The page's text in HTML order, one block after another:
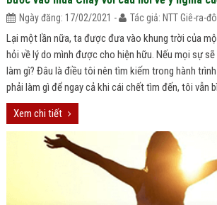
Ngày đăng: 17/02/2021 - Tác giả: NTT Giê-ra-đô
Lại một lần nữa, ta được đưa vào khung trời của
hỏi về lý do mình được cho hiện hữu. Nếu mọi sự
làm gì? Đâu là điều tôi nên tìm kiếm trong hành
phải làm gì để ngay cả khi cái chết tìm đến, tôi vẫn
Xem chi tiết